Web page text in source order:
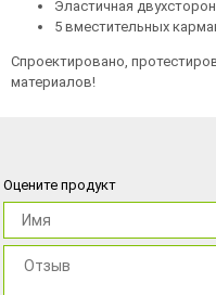
Эластичная
5 вместительных
Спроектировано,
материалов!
Оцените продукт